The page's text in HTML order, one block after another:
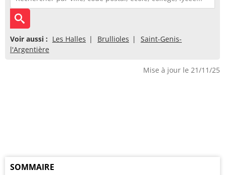
Voir aussi : Les Halles Brullioles
Saint-Genis-
l'Argentière
Mise à jour le 21/11/25
SOMMAIRE